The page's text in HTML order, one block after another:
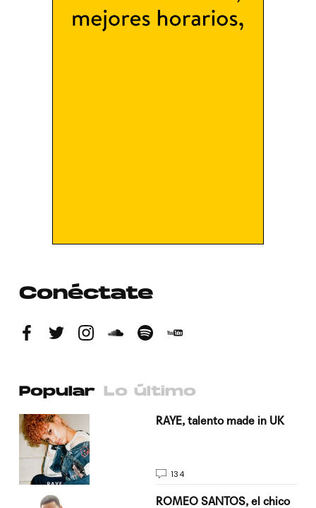
Conéctate
Popular Lo último
RAYE, talento made in UK
134
ROMEO SANTOS, el chico